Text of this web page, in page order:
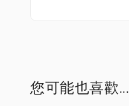
您可能也喜歡...